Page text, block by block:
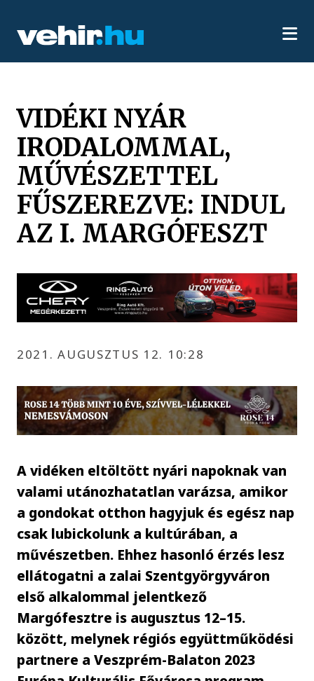
VIDÉKI NYÁR
IRODALOMMAL,
MŰVÉSZETTEL
FŰSZEREZVE: INDUL
AZ I. MARGÓFESZT
2021. AUGUSZTUS 12. 10:28
A vidéken eltöltött nyári napoknak van
valami utánozhatatlan varázsa, amikor
a gondokat otthon hagyjuk és egész nap
csak lubickolunk a kultúrában, a
művészetben. Ehhez hasonló érzés lesz
ellátogatni a zalai Szentgyörgyváron
első alkalommal jelentkező
Margófesztre is augusztus 12–15.
között, melynek régiós együttműködési
partnere a Veszprém-Balaton 2023